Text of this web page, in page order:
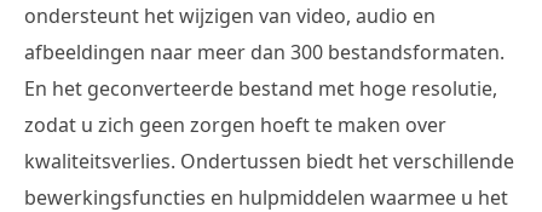
ondersteunt het wijzigen van video, audio en
afbeeldingen naar meer dan 300 bestandsformaten.
En het geconverteerde bestand met hoge resolutie,
zodat u zich geen zorgen hoeft te maken over
kwaliteitsverlies. Ondertussen biedt het verschillende
bewerkingsfuncties en hulpmiddelen waarmee u het